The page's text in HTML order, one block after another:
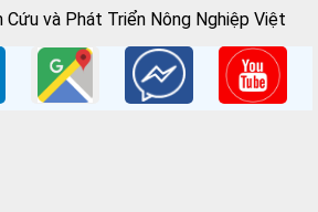
Cứu và Phát Triển Nông Nghiệp Việt
Nghiệp Việt